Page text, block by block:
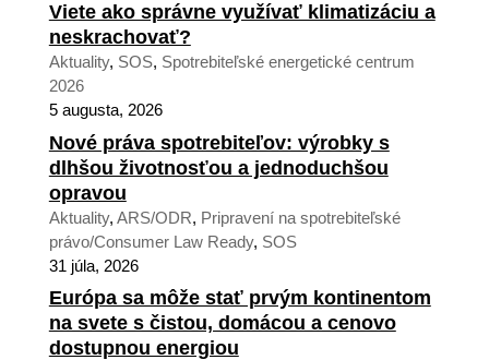
Viete ako správne využívať klimatizáciu a
neskrachovať?
Aktuality, SOS, Spotrebiteľské energetické centrum
2026
5 augusta, 2026
Nové práva spotrebiteľov: výrobky s
dlhšou životnosťou a jednoduchšou
opravou
Aktuality, ARS/ODR, Pripravení na spotrebiteľské
právo/Consumer Law Ready, SOS
31 júla, 2026
Európa sa môže stať prvým kontinentom
na svete s čistou, domácou a cenovo
dostupnou energiou